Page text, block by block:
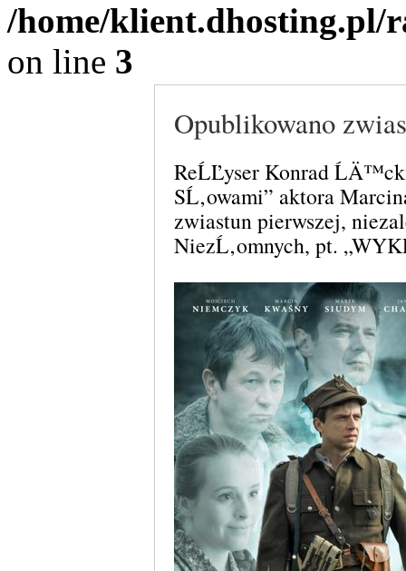
/home/klient.dhosting.pl/
on line 3
Opublikowano
ReĹĽyser Konrad
SĹ‚owami” aktora
zwiastun pierwszej,
NiezĹ‚omnych, pt.